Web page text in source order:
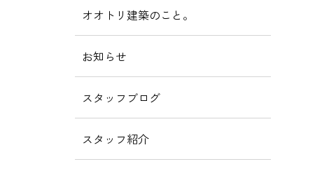
オオトリ建築のこと。
お知らせ
スタッフブログ
スタッフ紹介